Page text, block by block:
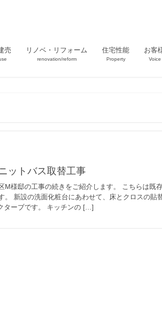
売 リノベ・リフォーム
renovation/reform
住宅性能
Property
お客
ニットバス取替工事
M様邸の工事の続きをご紹介します。 こちらは既
。 新設の洗面化粧台にあわせて、床とクロスの貼
ターブです。 キッチンの […]